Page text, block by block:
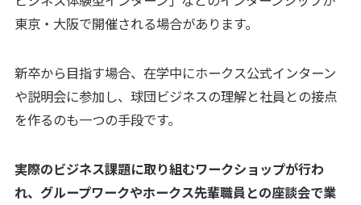
東京・大阪で開催される場合があります。
新卒から目指す場合、在学中にホークス公式インターン
や説明会に参加し、球団ビジネスの理解と社員との接点
を作るのも一つの手段です。
実際のビジネス課題に取り組むワークショップが行わ
れ、グループワークやホークス先輩職員との座談会で業